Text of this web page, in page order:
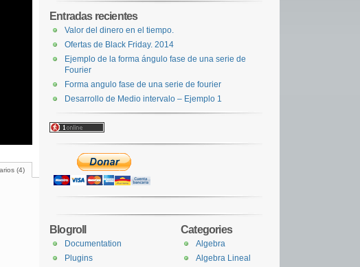
(4)
Entradas recientes
Valor del dinero en el tiempo.
Ofertas de Black Friday. 2014
Ejemplo de la forma ángulo fase de una serie de
Fourier
Forma angulo fase de una serie de fourier
Desarrollo de Medio intervalo – Ejemplo 1
Categories
Algebra
Algebra Lineal
Blogroll
Documentation
Plugins